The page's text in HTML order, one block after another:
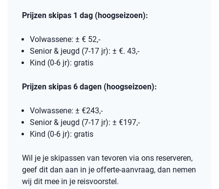
Prijzen skipas 1 dag (hoogseizoen):
Volwassene: ± € 52,-
Senior & jeugd (7-17 jr): ± €. 43,-
Kind (0-6 jr): gratis
Prijzen skipas 6 dagen (hoogseizoen):
Volwassene: ± €243,-
Senior & jeugd (7-17 jr): ± €197,-
Kind (0-6 jr): gratis
Wil je je skipassen van tevoren via ons reserveren,
geef dit dan aan in je offerte-aanvraag, dan nemen
wij dit mee in je reisvoorstel.